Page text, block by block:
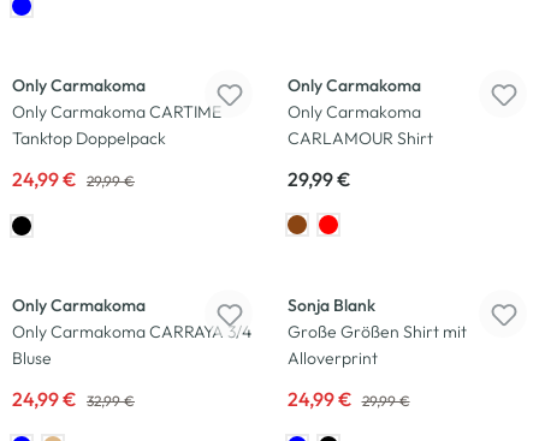
Only Carmakoma
Only Carmakoma CARTIME
Tanktop Doppelpack
24,99 € 29,99 €
Only Carmakoma
Only Carmakoma
CARLAMOUR Shirt
29,99 €
Only Carmakoma
Only Carmakoma CARRAYA 3/4
Bluse
24,99 € 32,99 €
Sonja Blank
Große Größen Shirt mit
Alloverprint
24,99 € 29,99 €